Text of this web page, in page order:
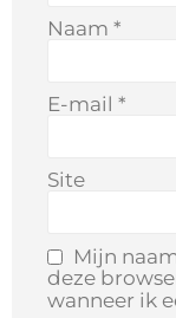
Naam *
E-mail *
Site
Mijn
deze
wanneer ik